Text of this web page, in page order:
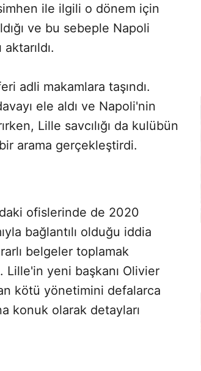
ile ilgili o dönem için
ve bu sebeple Napoli
adli makamlara taşındı.
ele aldı ve Napoli'nin
Lille savcılığı da kulübün
arama gerçekleştirdi.
ofislerinde de 2020
bağlantılı olduğu iddia
belgeler toplamak
Lille'in yeni başkanı Olivier
kötü yönetimini defalarca
konuk olarak detayları